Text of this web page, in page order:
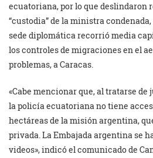
ecuatoriana, por lo que deslindaron
“custodia” de la ministra
sede diplomática recorrió media
los controles de migraciones en el
problemas, a Caracas.
«Cabe mencionar que, al tratarse
la policía ecuatoriana no tiene
hectáreas de la misión argentina,
privada. La Embajada argentina se
videos», indicó el comunicado de